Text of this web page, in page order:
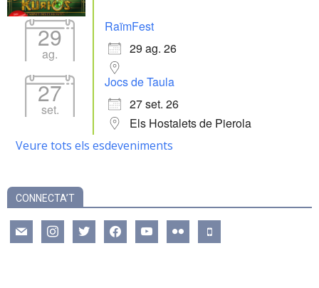
29
ag.
RaïmFest
29 ag. 26
27
set.
Jocs de Taula
27 set. 26
Els Hostalets de Pierola
Veure tots els esdeveniments
CONNECTA’T
mail instagramtwitter facebookyoutube flickr mobile